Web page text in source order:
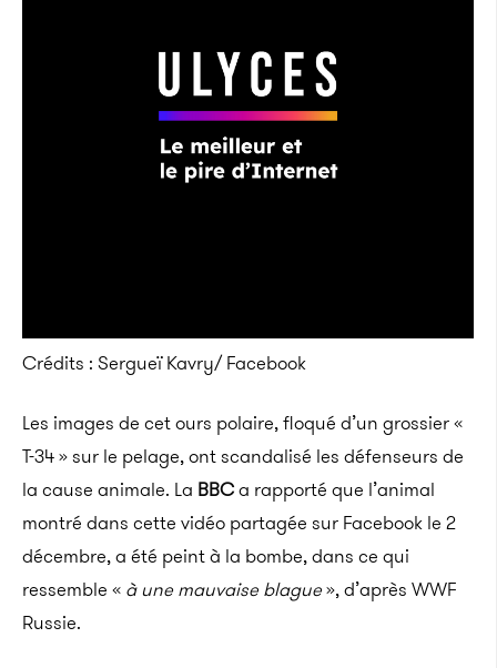
Crédits : Sergueï Kavry/ Facebook
Les images de cet ours polaire, floqué d’un grossier «
T-34 » sur le pelage, ont scandalisé les défenseurs de
la cause animale. La BBCa rapporté que l’animal
montré dans cette vidéo partagée sur Facebook le 2
décembre, a été peint à la bombe, dans ce qui
ressemble « à une mauvaise blague», d’après WWF
Russie.